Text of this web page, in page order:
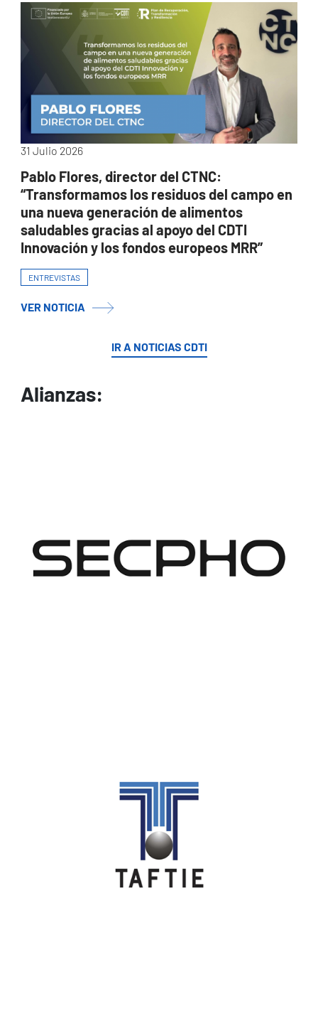
31 Julio 2026
Pablo Flores, director del CTNC:
“Transformamos los residuos del campo en
una nueva generación de alimentos
saludables gracias al apoyo del CDTI
Innovación y los fondos europeos MRR”
ENTREVISTAS
VER NOTICIA
IR A NOTICIAS CDTI
Alianzas: